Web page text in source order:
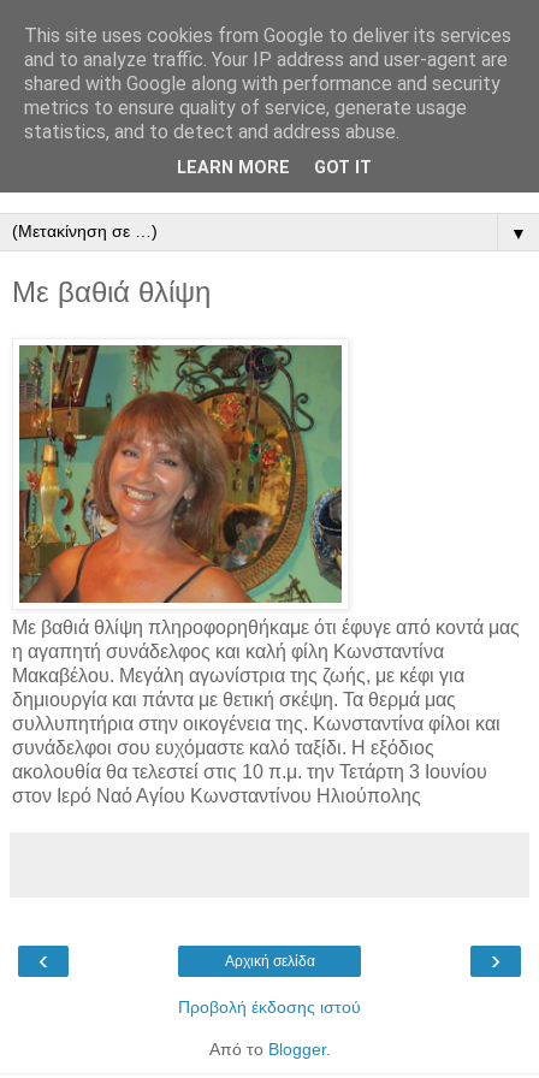
ΠΑΝΕΛΛΗΝΙΟΣ
ΣΥΝΔΕΣΜΟΣ
ΜΙΚΡΟΠΩΛΗΤΩΝ
▼
Με βαθιά θλίψη
Με βαθιά θλίψη πληροφορηθήκαμε ότι έφυγε από κοντά μας
η αγαπητή συνάδελφος και καλή φίλη Κωνσταντίνα
Μακαβέλου. Μεγάλη αγωνίστρια της ζωής, με κέφι για
δημιουργία και πάντα με θετική σκέψη. Τα θερμά μας
συλλυπητήρια στην οικογένεια της. Κωνσταντίνα φίλοι και
συνάδελφοι σου ευχόμαστε καλό ταξίδι. Η εξόδιος
ακολουθία θα τελεστεί στις 10 π.μ. την Τετάρτη 3 Ιουνίου
στον Ιερό Ναό Αγίου Κωνσταντίνου Ηλιούπολης
‹ ›
Αρχική σελίδα
Προβολή έκδοσης ιστού
Από το Blogger.
This site uses cookies from Google to deliver its services
and to analyze traffic. Your IP address and user-agent are
shared with Google along with performance and security
metrics to ensure quality of service, generate usage
statistics, and to detect and address abuse.
LEARN MORE GOT IT